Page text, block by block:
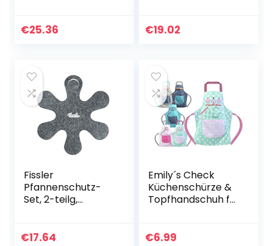
Mikrofaser,
€25.36
Mikrofaser,
€19.02
Fissler
Pfannenschutz-
Set, 2-teilg,
Topf-Schutz,
€17.64
Emily´s Check
Küchenschürze &
Topfhandschuh für
Queen
€6.99